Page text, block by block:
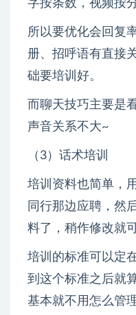
字按条数，视频按
所以要优化会回复
册、招呼语有直接
础要培训好。
而聊天技巧主要是
声音关系不大~
（3）话术培训
培训资料也简单，
同行那边应聘，然
料了，稍作修改就
培训的标准可以定
到这个标准之后就
基本就不用怎么管